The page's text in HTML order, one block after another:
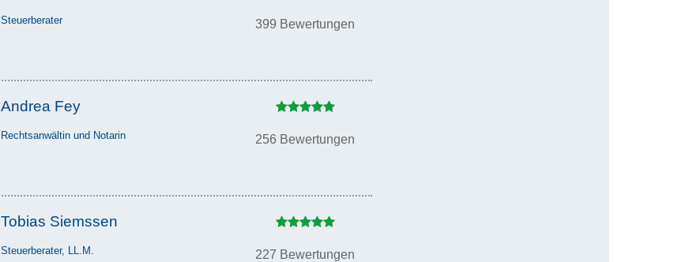
Steuerberater 399 Bewertungen
Andrea Fey
Rechtsanwältin und Notarin 256 Bewertungen
Tobias Siemssen
Steuerberater, LL.M. 227 Bewertungen